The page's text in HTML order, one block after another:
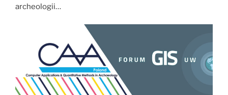
archeologii…